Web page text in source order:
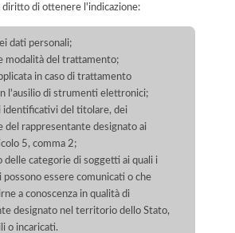
diritto di ottenere l'indicazione:
dati personali;
modalità del trattamento;
in caso di trattamento
l'ausilio di strumenti elettronici;
identificativi del titolare, dei
del rappresentante designato ai
5, comma 2;
delle categorie di soggetti ai quali i
possono essere comunicati o che
a conoscenza in qualità di
designato nel territorio dello Stato,
o incaricati.